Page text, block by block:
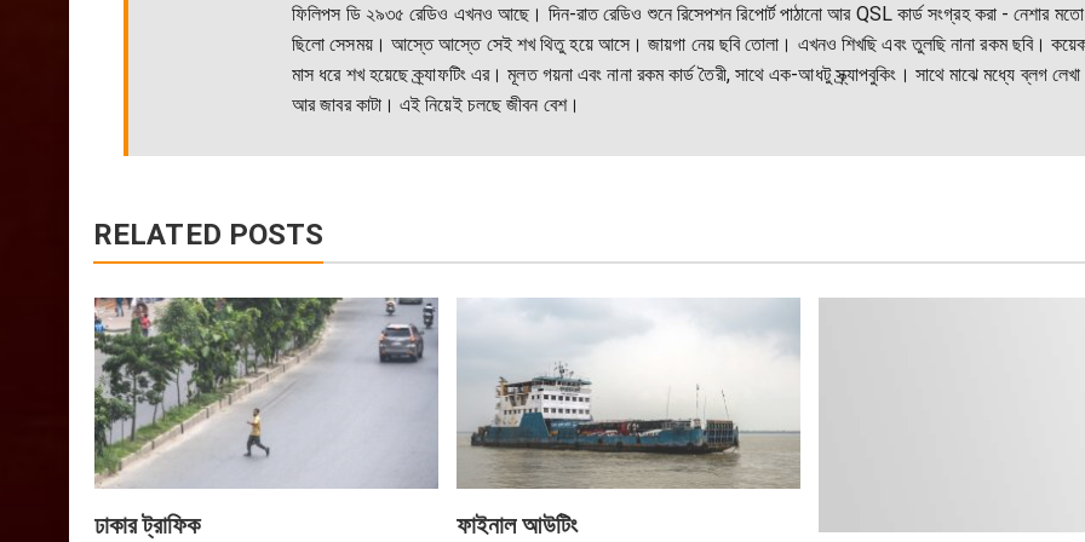
ফিলিপস ডি ২৯৩৫ রেডিও এখনও আছে। দিন-রাত রেডিও শুনে রিসেপশন রিপোর্ট পাঠানো আর QSL কার্ড সংগ্রহ করা - নেশার মতো
ছিলো সেসময়। আস্তে আস্তে সেই শখ থিতু হয়ে আসে। জায়গা নেয় ছবি তোলা। এখনও শিখছি এবং তুলছি নানা রকম ছবি।
মাস ধরে শখ হয়েছে ক্র্যাফটিং এর। মূলত গয়না এবং নানা রকম কার্ড তৈরী, সাথে এক-আধটু স্ক্র্যাপবুকিং। সাথে মাঝে মধ্যে ব্লগ লেখা
আর জাবর কাটা। এই নিয়েই চলছে জীবন বেশ।
RELATED POSTS
ঢাকার ট্রাফিক
ফাইনাল আউটিং